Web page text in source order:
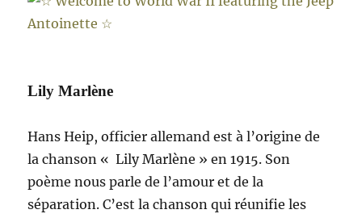
Lily Marlène
Hans Heip, officier allemand est à l’origine de
la chanson « Lily Marlène » en 1915. Son
poème nous parle de l’amour et de la
séparation. C’est la chanson qui réunifie les